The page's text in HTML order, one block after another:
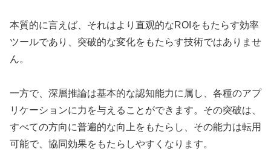
本質的に言えば、それはより直观的なROIをもたらす効率
ツールであり、突破的な変化をもたらす技術ではありませ
ん。
一方で、深層推論は基本的な認知能力に属し、各種のアプ
リケーションに力を与えることができます。その突破は、
すべての方向に普遍的な向上をもたらし、その能力は転用
可能で、協同効果をもたらしやすくなります。